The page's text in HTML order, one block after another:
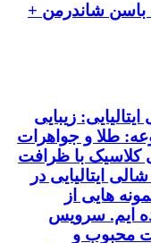
شاندرمن +
زیبایی
طلا و جواهرات
کلاسیک با ظرافت
ایتالیایی در
هایی از
ایم. سرویس
محبوب و